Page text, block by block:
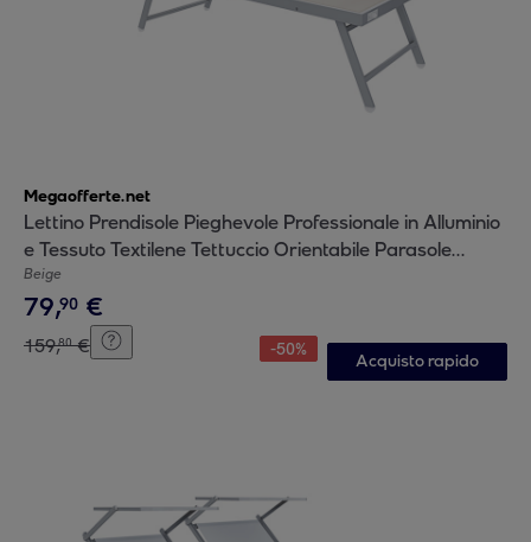
Megaofferte.net
Lettino Prendisole Pieghevole Professionale in Alluminio
e Tessuto Textilene Tettuccio Orientabile Parasole
Sdraio Mare Spiaggia 182x60x38 cm Beige
Beige
79,90 €
159,80 € -50%
Acquisto rapido